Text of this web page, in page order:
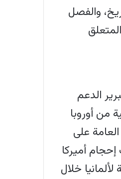
والفصل
المتعلق
الدعم
من أوروبا
على
أميركا
خلال